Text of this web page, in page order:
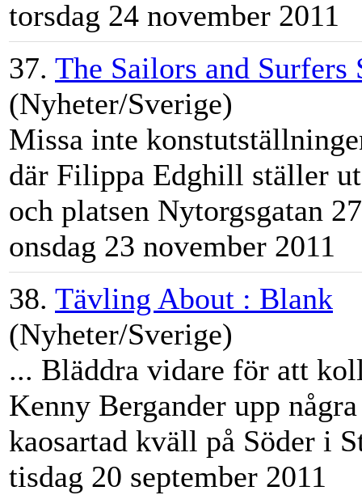
torsdag 24 november 2011
37. The Sailors and Surfers
(Nyheter/Sverige)
Missa inte
där Filippa Edghill ställer
och platsen Nytorgsgatan
onsdag 23 november 2011
38. Tävling About : Blank
(Nyheter/Sverige)
... Bläddra vidare för att
Kenny Bergander upp
kaosartad kväll på Söder i
tisdag 20 september 2011